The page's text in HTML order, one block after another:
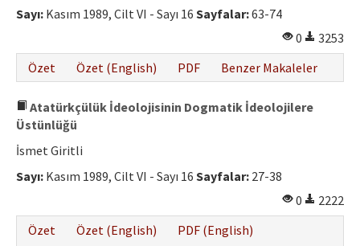
Sayı: Kasım 1989, Cilt VI - Sayı 16 Sayfalar:63-74
0
3253
Özet
Özet (English) PDF Benzer Makaleler
Atatürkçülük İdeolojisinin Dogmatik İdeolojilere
Üstünlüğü
İsmet Giritli
Sayı: Kasım 1989, Cilt VI - Sayı 16 Sayfalar: 27-38
0
2222
Özet
Özet (English)
PDF (English)